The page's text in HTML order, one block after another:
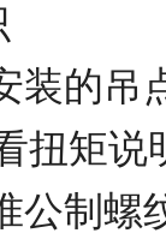
装的吊
扭矩说
公制螺